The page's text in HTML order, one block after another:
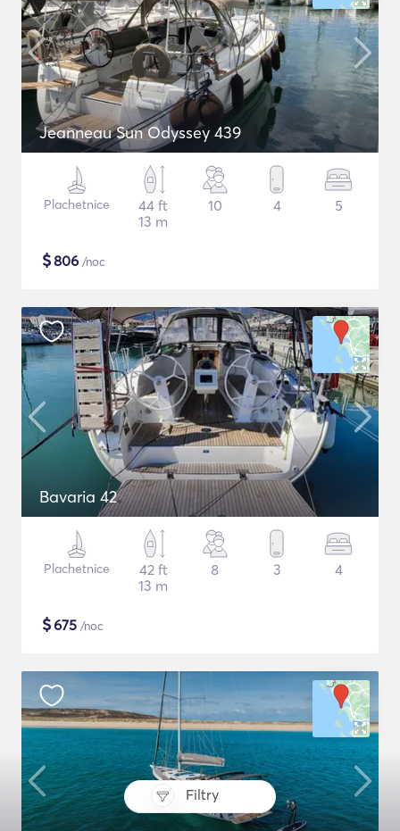
Filtry
Jeanneau Sun Odyssey 439
Plachetnice
44 ft
13 m
10 4 5
$806 /noc
Bavaria 42
Plachetnice
42 ft
13 m
8 3 4
$675 /noc